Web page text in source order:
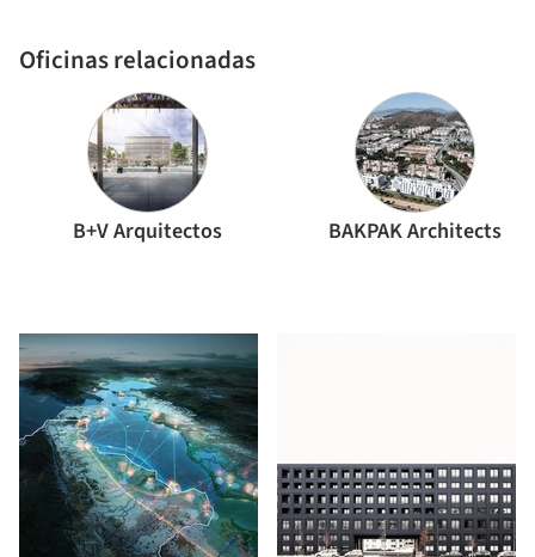
Oficinas relacionadas
B+V Arquitectos BAKPAK Architects